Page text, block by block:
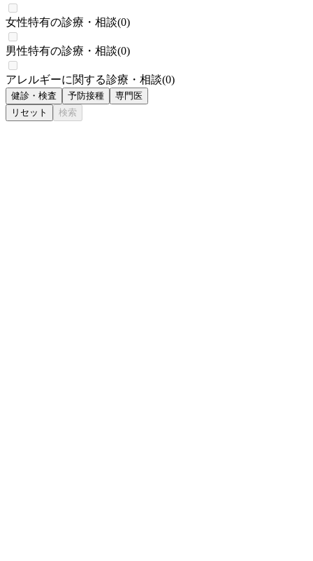
女性特有の診療・相談(0)
男性特有の診療・相談(0)
アレルギーに関する診療・相談(0)
健診・検査 予防接種
専門医
リセット
検索